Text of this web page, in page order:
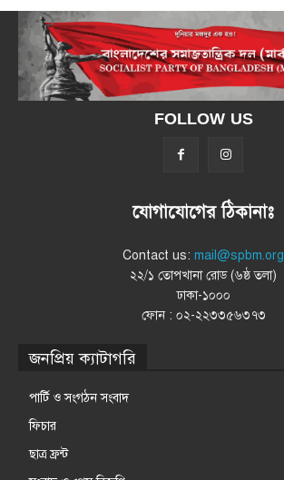
FOLLOW US
যোগাযোগের ঠিকানাঃ
Contact us: mail@spbm.org
২২/১ তোপখানা রোড (৬ষ্ঠ তলা)
ঢাকা-১০০০
ফোন : ০২-২২৩৩৫৬৩৭৩
জনপ্রিয় ক্যাটাগরি
পার্টি ও সংগঠন সংবাদ
ফিচার
ছাত্র ফ্রন্ট